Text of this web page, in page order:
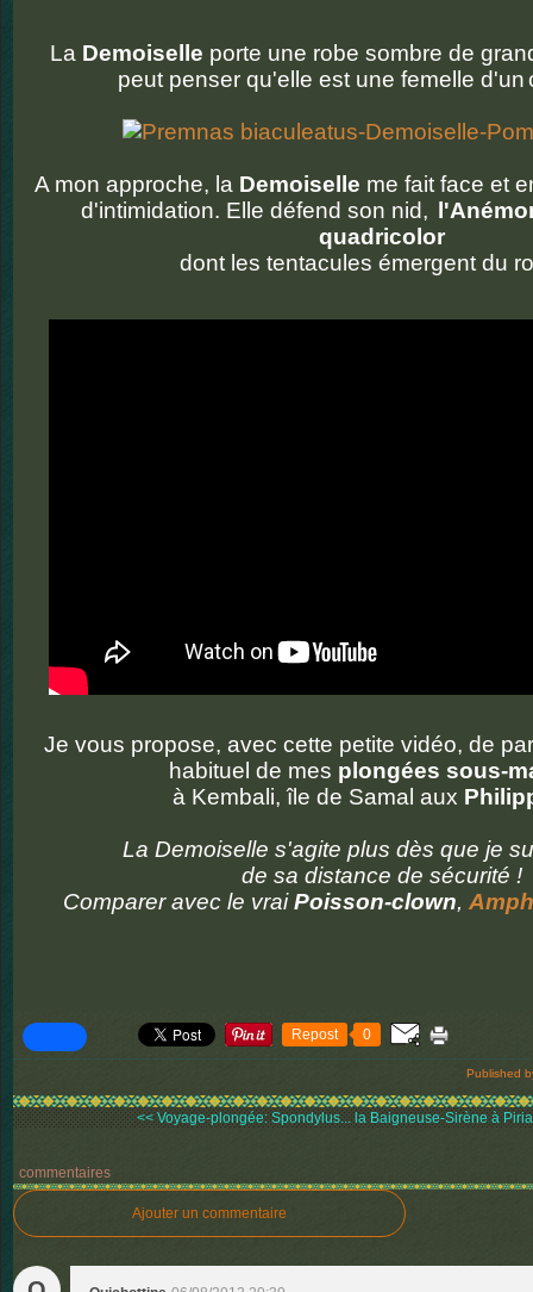
La Demoiselle porte une robe sombre de
peut penser qu'elle est une femelle d'un
A mon approche, la Demoiselle me fait face et
d'intimidation. Elle défend son nid,
quadricolor
dont les tentacules émergent du
Je vous propose, avec cette petite vidéo, de
habituel de mes plongées sous-
à Kembali, île de Samal aux
La Demoiselle s'agite plus dès que je
de sa distance de sécurité !
Comparer avec le vraiPoisson-clown,
Repost 0
Published
<< Voyage-plongée: Spondylus... la Baigneuse-Sirène à
commentaires
Ajouter un commentaire